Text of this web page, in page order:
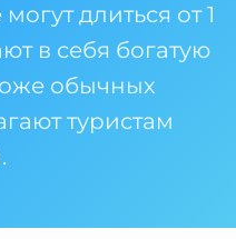
длиться от 1
в себя богатую
обычных
туристам